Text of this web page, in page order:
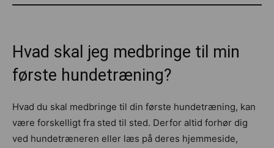
Hvad skal jeg medbringe til min
første hundetræning?
Hvad du skal medbringe til din første hundetræning, kan
være forskelligt fra sted til sted. Derfor altid forhør dig
ved hundetræneren eller læs på deres hjemmeside,